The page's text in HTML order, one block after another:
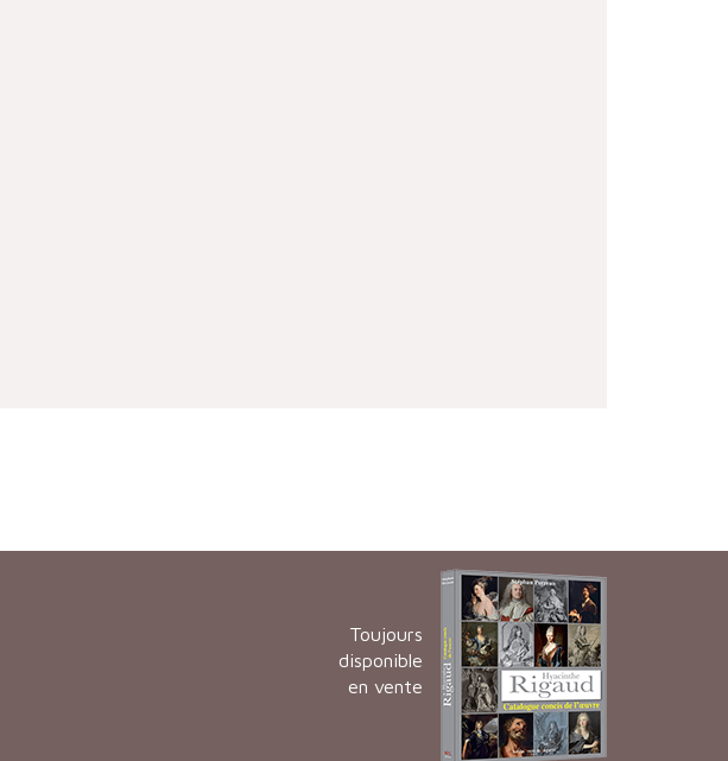
Toujours
disponible
en vente